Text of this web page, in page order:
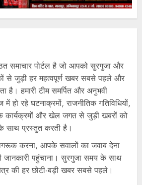
समाचार पोर्टल है जो आपको सुरगुजा और
जुड़ी हर महत्वपूर्ण खबर सबसे पहले और
है। हमारी टीम समर्पित और अनुभवी
हो रहे घटनाक्रमों, राजनीतिक गतिविधियों,
कार्यक्रमों और खेल जगत से जुड़ी खबरों को
के साथ प्रस्तुत करती है।
करना, आपके सवालों का जवाब देना
पहुंचाना। सुरगुजा समय के साथ
की हर छोटी-बड़ी खबर सबसे पहले।